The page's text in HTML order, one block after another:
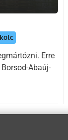
Erre
Abaúj-